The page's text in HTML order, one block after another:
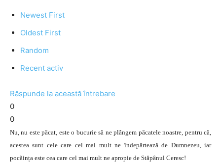
Newest First
Oldest First
Random
Recent activ
Răspunde la această întrebare
0
0
Nu, nu este păcat, este o bucurie să ne plângem păcatele noastre, pentru că,
acestea sunt cele care cel mai mult ne îndepărtează de Dumnezeu, iar
pocăința este cea care cel mai mult ne apropie de Stăpânul Ceresc!